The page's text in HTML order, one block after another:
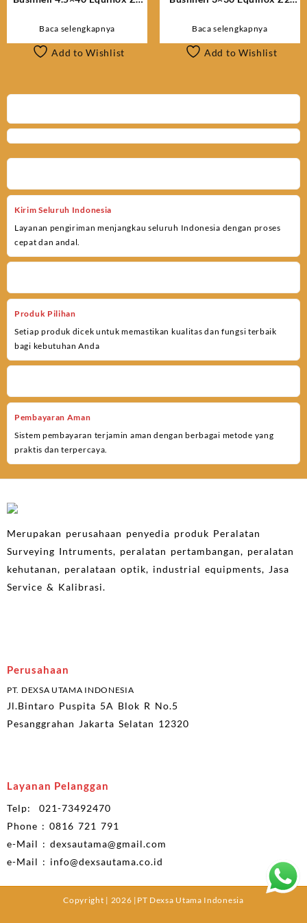
Monocular 260240
Baca selengkapnya
Add to Wishlist
Monocular 260230
Baca selengkapnya
Add to Wishlist
Kirim Seluruh Indonesia
Layanan pengiriman menjangkau seluruh Indonesia dengan proses
cepat dan andal.
Produk Pilihan
Setiap produk dicek untuk memastikan kualitas dan fungsi terbaik
bagi kebutuhan Anda
Pembayaran Aman
Sistem pembayaran terjamin aman dengan berbagai metode yang
praktis dan terpercaya.
Merupakan perusahaan penyedia produk Peralatan
Surveying Intruments, peralatan pertambangan, peralatan
kehutanan, peralataan optik, industrial equipments, Jasa
Service & Kalibrasi.
Perusahaan
PT. DEXSA UTAMA INDONESIA
Jl.Bintaro Puspita 5A Blok R No.5
Pesanggrahan Jakarta Selatan 12320
Layanan Pelanggan
Telp: 021-73492470
Phone : 0816 721 791
e-Mail : dexsautama@gmail.com
e-Mail : info@dexsautama.co.id
Copyright | 2026 |PT Dexsa Utama Indonesia